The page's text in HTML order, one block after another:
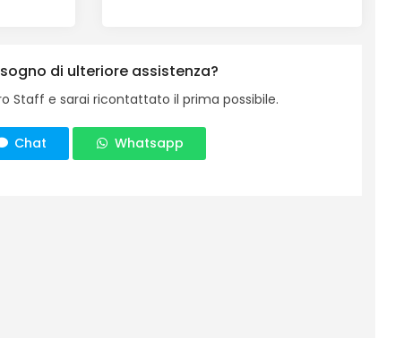
di ulteriore assistenza?
Staff e sarai ricontattato il prima possibile.
Chat Whatsapp